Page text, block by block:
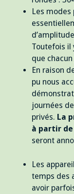
Les modes
Toutefois il
que
En raison
pu nous
journées
privés. La
à partir de
seront
Les
temps des
avoir